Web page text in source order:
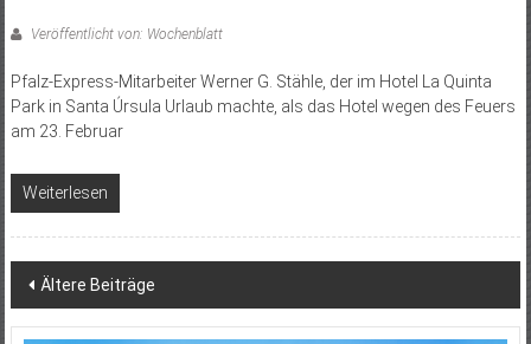
Veröffentlicht von: Wochenblatt
Pfalz-Express-Mitarbeiter Werner G. Stähle, der im Hotel La Quinta
Park in Santa Úrsula Urlaub machte, als das Hotel wegen des Feuers
am 23. Februar
Weiterlesen
Beitragsnavigation
Ältere Beiträge